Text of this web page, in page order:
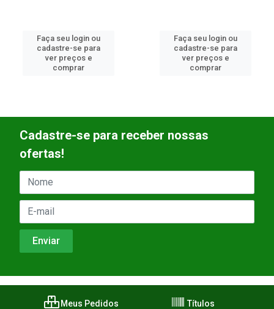
Faça seu login ou
cadastre-se para
ver preços e
Faça seu login
cadastre-se
ver preços e
Cadastre-se para receber nossas
ofertas!
Meus Pedidos Títulos